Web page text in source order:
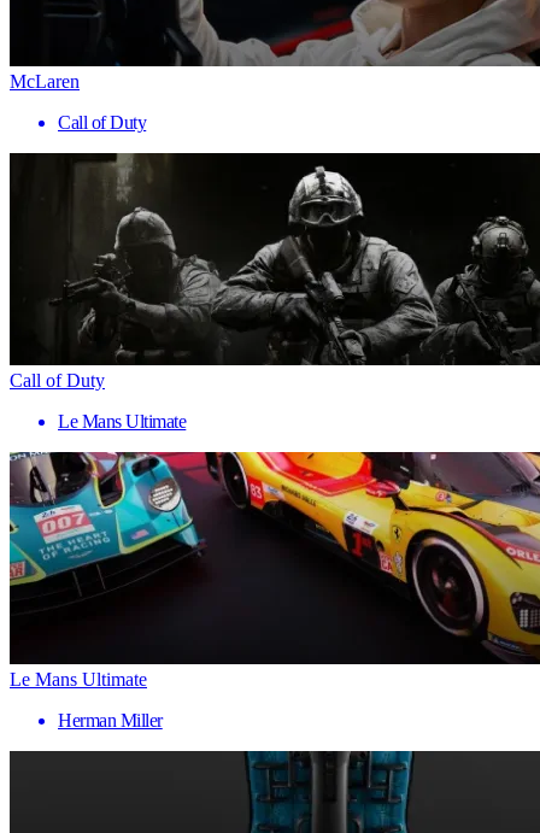
McLaren
Call of Duty
Call of Duty
Le Mans Ultimate
Le Mans Ultimate
Herman Miller